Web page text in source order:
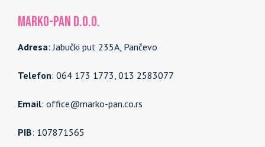
MARKO-PAN d.o.o.
Adresa: Jabučki put 235A, Pančevo
Telefon: 064 173 1773, 013 2583077
Email: office@marko-pan.co.rs
PIB: 107871565